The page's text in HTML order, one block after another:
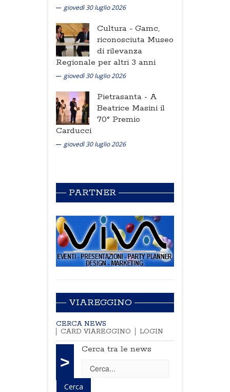
giovedì 30 luglio 2026
Cultura - Gamc,
riconosciuta Museo
di rilevanza
Regionale per altri 3 anni
giovedì 30 luglio 2026
Pietrasanta - A
Beatrice Masini il
70° Premio
Carducci
giovedì 30 luglio 2026
PARTNER
VIAREGGINO
CERCA NEWS
CARD VIAREGGINO
LOGIN
>
Cerca tra le news